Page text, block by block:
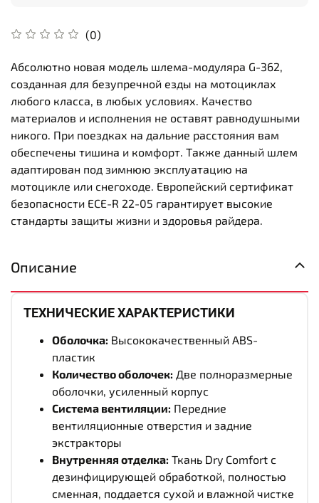
(0)
Абсолютно новая модель шлема-модуляра G-362,
созданная для безупречной езды на мотоциклах
любого класса, в любых условиях. Качество
материалов и исполнения не оставят равнодушными
никого. При поездках на дальние расстояния вам
обеспечены тишина и комфорт. Также данный шлем
адаптирован под зимнюю эксплуатацию на
мотоцикле или снегоходе. Европейский сертификат
безопасности ECE-R 22-05 гарантирует высокие
стандарты защиты жизни и здоровья райдера.
Описание
ТЕХНИЧЕСКИЕ ХАРАКТЕРИСТИКИ
Оболочка: Высококачественный ABS-
пластик
Количество оболочек: Две полноразмерные
оболочки, усиленный корпус
Система вентиляции: Передние
вентиляционные отверстия и задние
экстракторы
Внутренняя отделка: Ткань Dry Comfort с
дезинфицирующей обработкой, полностью
сменная, поддается сухой и влажной чистке